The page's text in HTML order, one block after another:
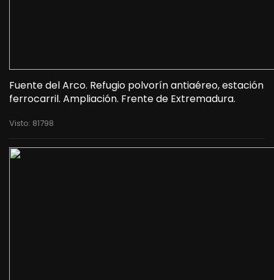
Fuente del Arco. Refugio polvorín antiaéreo, estación
ferrocarril. Ampliación. Frente de Extremadura.
Visto: 81798